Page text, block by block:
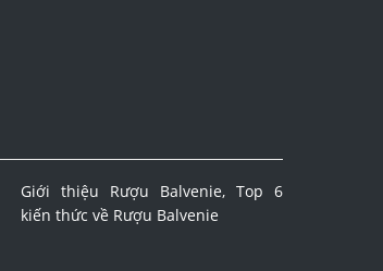
Giới thiệu Rượu Balvenie, Top 6
kiến thức về Rượu Balvenie